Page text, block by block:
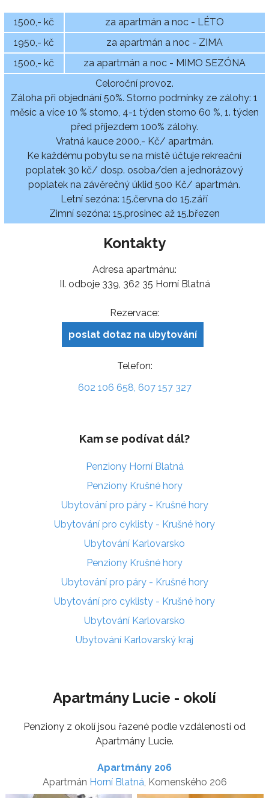
1500,- kč
za apartmán a noc - LÉTO
1950,- kč
za apartmán a noc - ZIMA
1500,- kč
za apartmán a noc - MIMO SEZÓNA
Celoroční provoz.
Záloha při objednání 50%. Storno podmínky ze zálohy: 1
měsíc a více 10 % storno, 4-1 týden storno 60 %, 1. týden
před příjezdem 100% zálohy.
Vratná kauce 2000,- Kč/ apartmán.
Ke každému pobytu se na místě účtuje rekreační
poplatek 30 kč/ dosp. osoba/den a jednorázový
poplatek na závěrečný úklid 500 Kč/ apartmán.
Letní sezóna: 15.června do 15.září
Zimní sezóna: 15.prosinec až 15.březen
Kontakty
Adresa apartmánu:
II. odboje 339, 362 35 Horní Blatná
Rezervace:
poslat dotaz na ubytování
Telefon:
602 106 658, 607 157 327
Kam se podívat dál?
Penziony Horní Blatná
Penziony Krušné hory
Ubytování pro páry - Krušné hory
Ubytování pro cyklisty - Krušné hory
Ubytování Karlovarsko
Penziony Krušné hory
Ubytování pro páry - Krušné hory
Ubytování pro cyklisty - Krušné hory
Ubytování Karlovarsko
Ubytování Karlovarský kraj
Apartmány Lucie - okolí
Penziony z okolí jsou řazené podle vzdálenosti od
Apartmány Lucie.
Apartmány 206
Apartmán Horní Blatná, Komenského 206